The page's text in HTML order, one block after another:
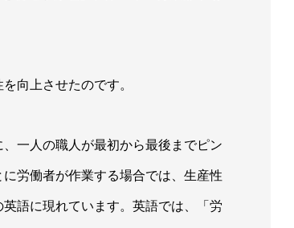
向上させたのです。
一人の職人が最初から最後までピン
労働者が作業する場合では、生産性
語に現れています。英語では、「労